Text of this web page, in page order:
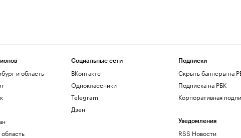
и область
Социальные сети
ВКонтакте
Одноклассники
Telegram
Дзен
Подписки
Скрыть баннеры на
Подписка на РБК
Корпоративная
Уведомления
RSS Новости